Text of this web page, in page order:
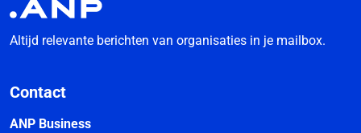
Altijd relevante berichten van organisaties in je mailbox.
Contact
ANP Business